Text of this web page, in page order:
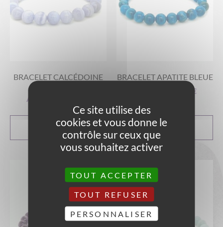
BRACELET CALCÉDOINE
A partir de
CHOIX DES
BRACELET APATITE BLEUE
€
CHOIX DES
Ce site utilise des
cookies et vous donne le
contrôle sur ceux que
vous souhaitez activer
TOUT ACCEPTER
TOUT REFUSER
PERSONNALISER